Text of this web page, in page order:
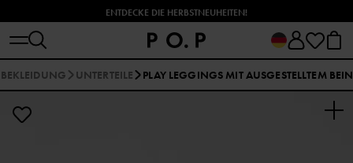
ENTDECKE DIE HERBSTNEUHEITEN!
BEKLEIDUNG UNTERTEILE PLAY LEGGINGS MIT AUSGESTELLTEM BEIN